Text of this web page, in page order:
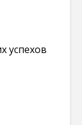
успехов